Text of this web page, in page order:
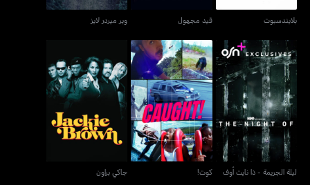
بلايندسبوت قيد مجهول وير ميردر لايز
ليلة الجريمة - ذا نايت أوف
ليلة الجريمة - ذا نايت أوف
كوت!
كوت!
جاكي براون
جاكي براون